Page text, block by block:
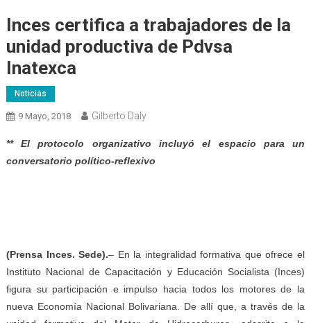
Inces certifica a trabajadores de la
unidad productiva de Pdvsa
Inatexca
Noticias
9 Mayo, 2018 Gilberto Daly
** El protocolo organizativo incluyó el espacio para un
conversatorio político-reflexivo
(Prensa Inces. Sede).– En la integralidad formativa que ofrece el
Instituto Nacional de Capacitación y Educación Socialista (Inces)
figura su participación e impulso hacia todos los motores de la
nueva Economía Nacional Bolivariana. De allí que, a través de la